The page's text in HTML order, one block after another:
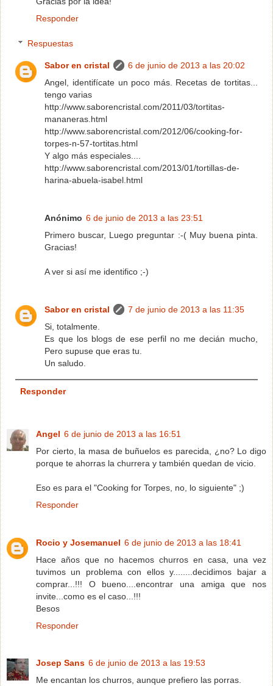
Responder
Respuestas
Sabor en cristal
6 de junio de 2013 a las 20:02
Angel, identifícate un poco más. Recetas de tortitas...
tengo varias
http://www.saborencristal.com/2011/03/tortitas-
mananeras.html
http://www.saborencristal.com/2012/06/cooking-for-
torpes-n-57-tortitas.html
Y algo más especiales....
http://www.saborencristal.com/2013/01/tortillas-de-
harina-abuela-isabel.html
Anónimo 6 de junio de 2013 a las 23:51
Primero buscar, Luego preguntar :-( Muy buena pinta.
Gracias!
A ver si así me identifico ;-)
Sabor en cristal
7 de junio de 2013 a las 11:35
Si, totalmente.
Es que los blogs de ese perfil no me decián mucho,
Pero supuse que eras tu.
Un saludo.
Responder
Angel 6 de junio de 2013 a las 16:51
Por cierto, la masa de buñuelos es parecida, ¿no? Lo digo
porque te ahorras la churrera y también quedan de vicio.
Eso es para el "Cooking for Torpes, no, lo siguiente" ;)
Responder
Rocio y Josemanuel 6 de junio de 2013 a las 18:41
Hace años que no hacemos churros en casa, una vez
tuvimos un problema con ellos y........decidimos bajar a
comprar...!!! O bueno....encontrar una amiga que nos
invite...como es el caso...!!!
Besos
Responder
Josep Sans 6 de junio de 2013 a las 19:53
Me encantan los churros, aunque prefiero las porras.